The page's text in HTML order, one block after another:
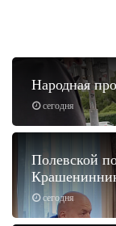
сегодня
Народная
сегодня
Полевской